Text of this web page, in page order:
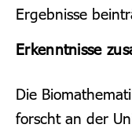
Ergebnisse
Erkenntnisse
Die
forscht an der